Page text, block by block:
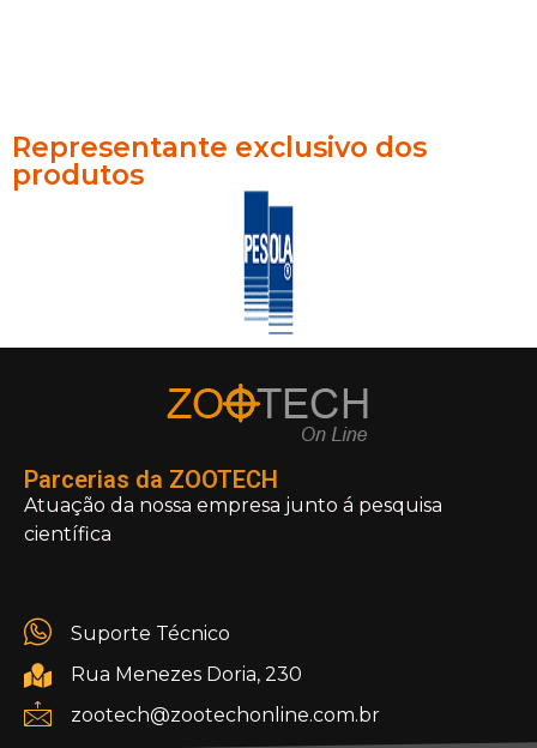
Representante exclusivo dos
produtos
Parcerias da ZOOTECH
Atuação da nossa empresa junto á pesquisa
científica
Suporte Técnico
Rua Menezes Doria, 230
zootech@zootechonline.com.br